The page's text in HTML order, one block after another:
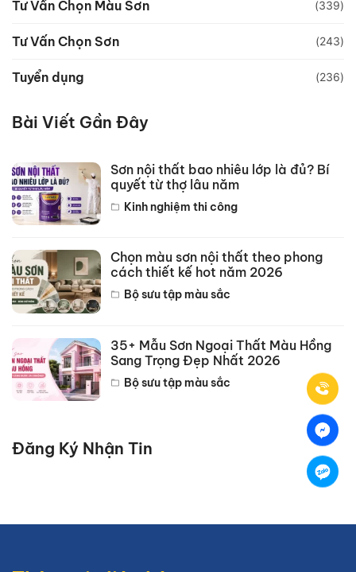
Tư Vấn Chọn Màu Sơn (339)
Tư Vấn Chọn Sơn (243)
Tuyển dụng (236)
Bài Viết Gần Đây
Sơn nội thất bao nhiêu lớp là đủ? Bí
quyết từ thợ lâu năm
Kinh nghiệm thi công
Chọn màu sơn nội thất theo phong
cách thiết kế hot năm 2026
Bộ sưu tập màu sắc
35+ Mẫu Sơn Ngoại Thất Màu Hồng
Sang Trọng Đẹp Nhất 2026
Bộ sưu tập màu sắc
Đăng Ký Nhận Tin